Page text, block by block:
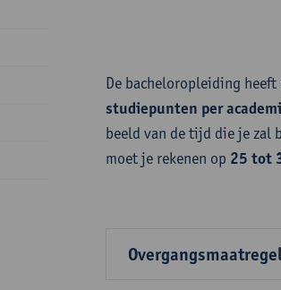
De bacheloropleiding heeft
studiepunten per
beeld van de tijd die je zal
moet je rekenen op 25 tot